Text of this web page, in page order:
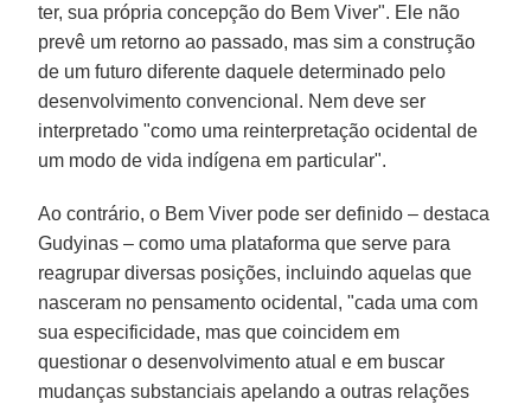
ter, sua própria concepção do Bem Viver". Ele não
prevê um retorno ao passado, mas sim a construção
de um futuro diferente daquele determinado pelo
desenvolvimento convencional. Nem deve ser
interpretado "como uma reinterpretação ocidental de
um modo de vida indígena em particular".
Ao contrário, o Bem Viver pode ser definido – destaca
Gudyinas – como uma plataforma que serve para
reagrupar diversas posições, incluindo aquelas que
nasceram no pensamento ocidental, "cada uma com
sua especificidade, mas que coincidem em
questionar o desenvolvimento atual e em buscar
mudanças substanciais apelando a outras relações